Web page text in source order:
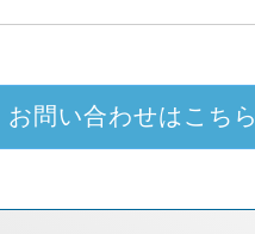
お問い合わせはこちら